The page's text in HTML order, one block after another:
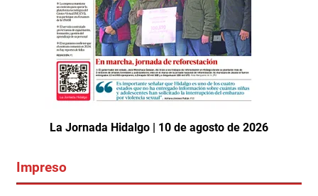
La Jornada Hidalgo | 10 de agosto de 2026
Impreso